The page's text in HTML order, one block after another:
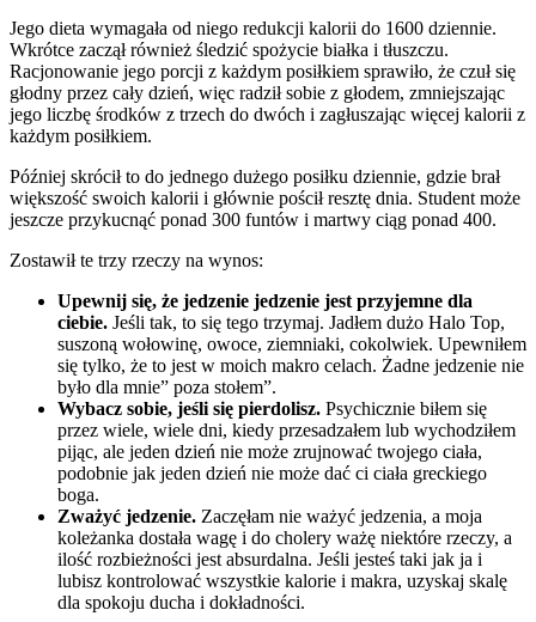
Jego dieta wymagała od niego redukcji kalorii do 1600 dziennie.
Wkrótce zaczął również śledzić spożycie białka i tłuszczu.
Racjonowanie jego porcji z każdym posiłkiem sprawiło, że czuł się
głodny przez cały dzień, więc radził sobie z głodem, zmniejszając
jego liczbę środków z trzech do dwóch i zagłuszając więcej kalorii z
każdym posiłkiem.
Później skrócił to do jednego dużego posiłku dziennie, gdzie brał
większość swoich kalorii i głównie pościł resztę dnia. Student może
jeszcze przykucnąć ponad 300 funtów i martwy ciąg ponad 400.
Zostawił te trzy rzeczy na wynos:
Upewnij się, że jedzenie jedzenie jest przyjemne dla
ciebie. Jeśli tak, to się tego trzymaj. Jadłem dużo Halo Top,
suszoną wołowinę, owoce, ziemniaki, cokolwiek. Upewniłem
się tylko, że to jest w moich makro celach. Żadne jedzenie nie
było dla mnie” poza stołem”.
Wybacz sobie, jeśli się pierdolisz. Psychicznie biłem się
przez wiele, wiele dni, kiedy przesadzałem lub wychodziłem
pijąc, ale jeden dzień nie może zrujnować twojego ciała,
podobnie jak jeden dzień nie może dać ci ciała greckiego
boga.
Zważyć jedzenie. Zaczęłam nie ważyć jedzenia, a moja
koleżanka dostała wagę i do cholery ważę niektóre rzeczy, a
ilość rozbieżności jest absurdalna. Jeśli jesteś taki jak ja i
lubisz kontrolować wszystkie kalorie i makra, uzyskaj skalę
dla spokoju ducha i dokładności.